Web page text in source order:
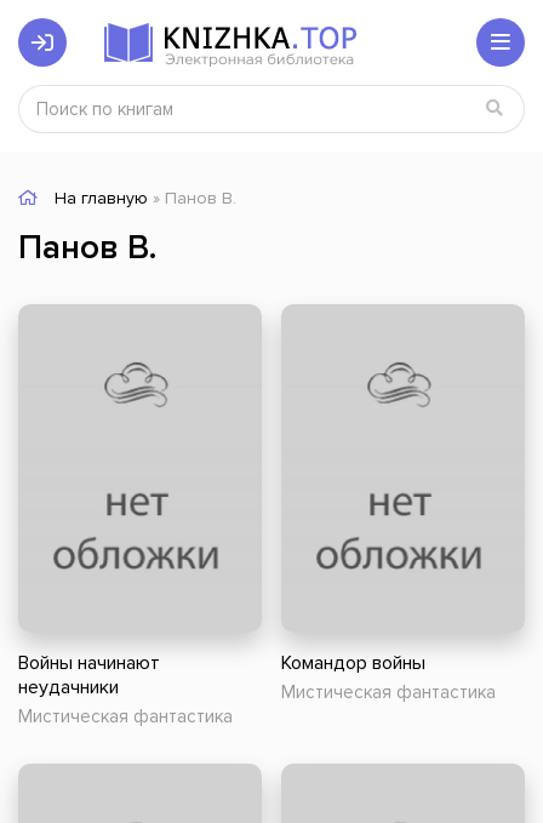
На главную » Панов В.
Панов В.
Войны начинают
неудачники
Мистическая фантастика
Командор войны
Мистическая фантастика